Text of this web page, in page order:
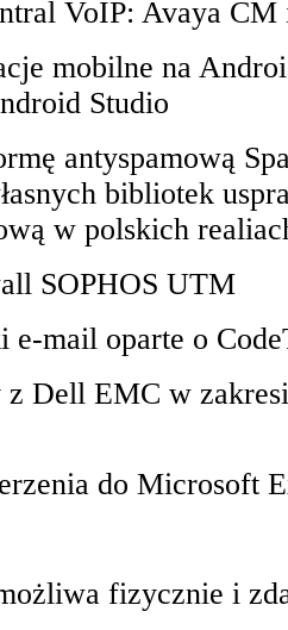
VoIP: Avaya CM
mobilne na
Studio
antyspamową
bibliotek
w polskich
SOPHOS UTM
e-mail oparte o
z Dell EMC w
do Microsoft
fizycznie i